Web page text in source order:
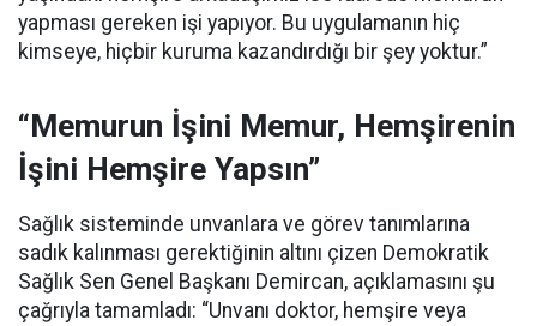
yapması gereken işi yapıyor. Bu uygulamanın hiç
kimseye, hiçbir kuruma kazandırdığı bir şey yoktur.”
“Memurun İşini Memur, Hemşirenin
İşini Hemşire Yapsın”
Sağlık sisteminde unvanlara ve görev tanımlarına
sadık kalınması gerektiğinin altını çizen Demokratik
Sağlık Sen Genel Başkanı Demircan, açıklamasını şu
çağrıyla tamamladı: “Unvanı doktor, hemşire veya